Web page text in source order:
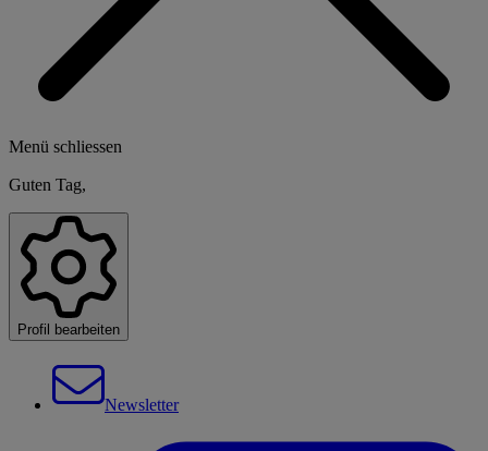
Menü schliessen
Guten Tag,
Profil bearbeiten
Newsletter